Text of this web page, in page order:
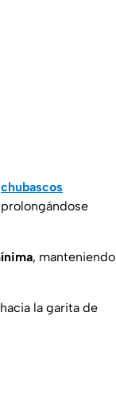
chubascos
, manteniendo
la garita de